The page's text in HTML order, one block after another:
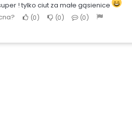
! tylko ciut za małe gąsienice
0 0 0